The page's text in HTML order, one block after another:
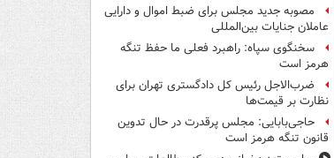
مصوبه جدید مجلس برای ضبط اموال و دارایی
عاملان جنایات بین‌المللی
سخنگوی سپاه: راهبرد فعلی ما حفظ تنگه
هرمز است
ضرب‌الاجل رئیس کل دادگستری تهران برای
نظارت بر قیمت‌ها
حاجی‌بابایی: مجلس پرقدرت در حال تدوین
قانون تنگه هرمز است